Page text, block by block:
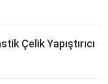
Çelik Yapıştırıcı